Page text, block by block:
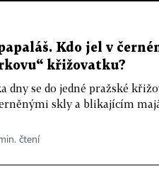
Kdo jel v
křižovatku?
dny se do jedné pražské
skly a blikajícím
čtení